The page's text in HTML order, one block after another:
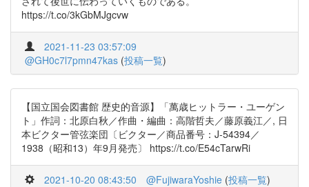
https://t.co/3kGbMJgcvw
2021-11-23 03:57:09
@GH0c7l7pmn47kas (投稿一覧)
【国立国会図書館 歴史的音源】「萬歳ヒットラー・ユーゲン
ト」作詞：北原白秋／作曲・編曲：高階哲夫／藤原義江／, 日
本ビクター管弦楽団〔ビクター／商品番号：J-54394／
1938（昭和13）年9月発売〕 https://t.co/E54cTarwRi
2021-10-20 08:43:50 @FujiwaraYoshie (投稿一覧)